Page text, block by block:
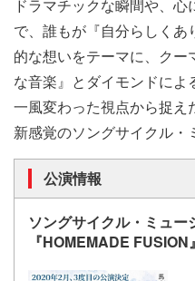
ドラマチックな瞬間や、
で、誰もが『自分らしく
的な想いをテーマに、クー
な音楽』とダイモンドに
一風変わった視点から捉え
新感覚のソングサイクル・
公演情報
ソングサイクル・ミュー
『HOMEMADE FUSION』